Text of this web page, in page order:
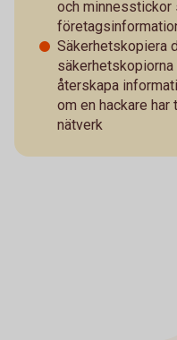
och minnesstickor
Säkerhetskopiera
säkerhetskopiorna
återskapa
om en hackare
nätverk